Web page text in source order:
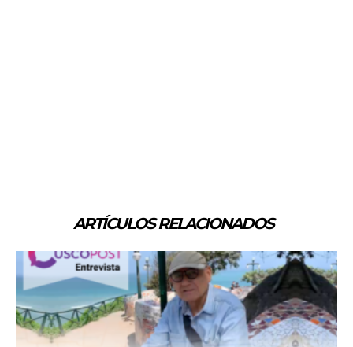
ARTÍCULOS RELACIONADOS